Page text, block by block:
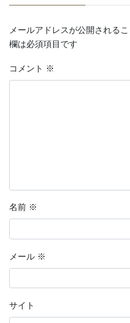
メールアドレスが公開されるこ
欄は必須項目です
コメント ※
名前 ※
メール ※
サイト